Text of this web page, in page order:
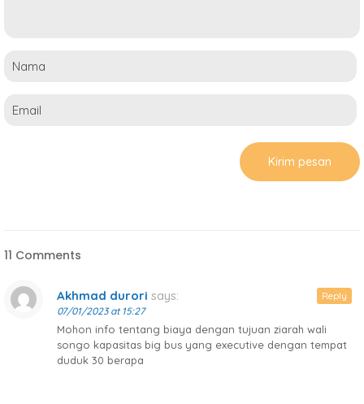
11 Comments
Akhmad durori says:
07/01/2023 at 15:27
Mohon info tentang biaya dengan tujuan ziarah wali
songo kapasitas big bus yang executive dengan tempat
duduk 30 berapa
Reply